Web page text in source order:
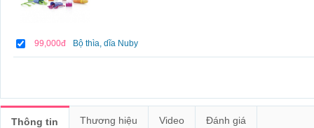
99,000đ Bộ thìa, dĩa Nuby
Thông tin Thương hiệu Video Đánh giá